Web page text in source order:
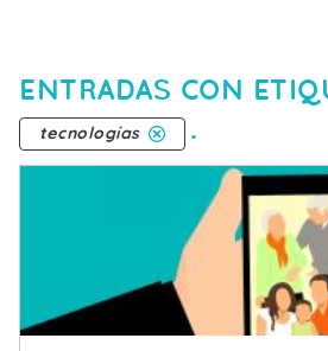
ENTRADAS CON
tecnologías .